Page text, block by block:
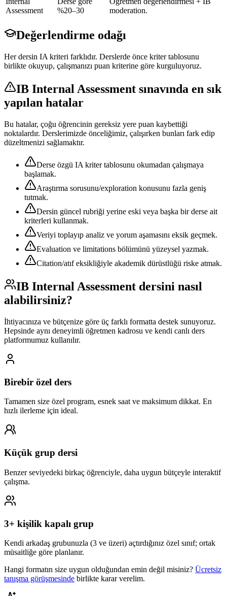
Assessment
%20–30
moderation.
Değerlendirme odağı
Her dersin IA kriteri farklıdır. Derslerde önce kriter tablosunu
birlikte okuyup, çalışmanızı puan kriterine göre kurguluyoruz.
IB Internal Assessment sınavında en sık
yapılan hatalar
Bu hatalar, çoğu öğrencinin gereksiz yere puan kaybettiği
noktalardır. Derslerimizde önceliğimiz, çalışırken bunları fark edip
düzeltmenizi sağlamaktır.
Derse özgü IA kriter tablosunu okumadan çalışmaya
başlamak.
Araştırma sorusunu/exploration konusunu fazla geniş
tutmak.
Dersin güncel rubriği yerine eski veya başka bir derse ait
kriterleri kullanmak.
Veriyi toplayıp analiz ve yorum aşamasını eksik geçmek.
Evaluation ve limitations bölümünü yüzeysel yazmak.
Citation/atıf eksikliğiyle akademik dürüstlüğü riske atmak.
IB Internal Assessment dersini nasıl
alabilirsiniz?
İhtiyacınıza ve bütçenize göre üç farklı formatta destek sunuyoruz.
Hepsinde aynı deneyimli öğretmen kadrosu ve kendi canlı ders
platformumuz kullanılır.
Birebir özel ders
Tamamen size özel program, esnek saat ve maksimum dikkat. En
hızlı ilerleme için ideal.
Küçük grup dersi
Benzer seviyedeki birkaç öğrenciyle, daha uygun bütçeyle interaktif
çalışma.
3+ kişilik kapalı grup
Kendi arkadaş grubunuzla (3 ve üzeri) açtırdığınız özel sınıf; ortak
müsaitliğe göre planlanır.
Hangi formatın size uygun olduğundan emin değil misiniz? Ücretsiz
tanışma görüşmesinde birlikte karar verelim.